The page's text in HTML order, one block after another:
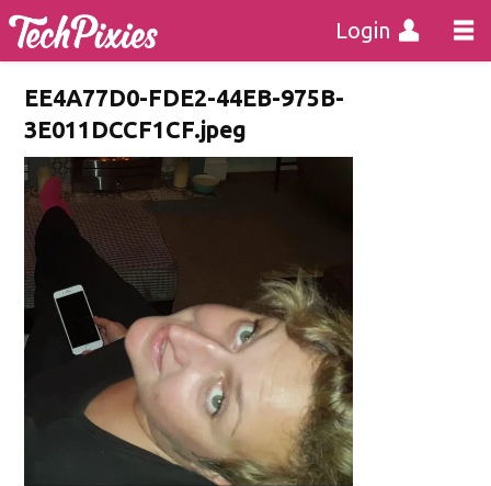
Login
EE4A77D0-FDE2-44EB-975B-
3E011DCCF1CF.jpeg